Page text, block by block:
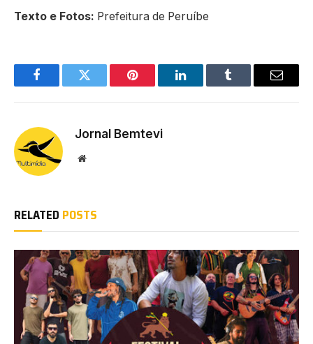
Texto e Fotos: Prefeitura de Peruíbe
FacebookTwitter Pinterest LinkedInTumblr Email
Jornal Bemtevi
Website
RELATED POSTS